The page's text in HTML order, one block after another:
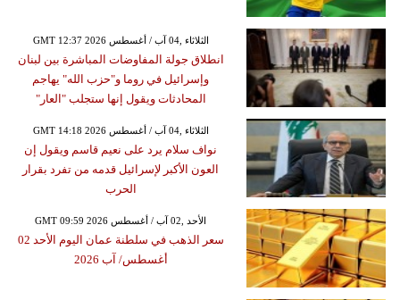
GMT 12:37 2026 الثلاثاء ,04 آب / أغسطس
انطلاق جولة المفاوضات المباشرة بين لبنان
وإسرائيل في روما و"حزب الله" يهاجم
المحادثات ويقول إنها ستجلب "العار"
GMT 14:18 2026 الثلاثاء ,04 آب / أغسطس
نواف سلام يرد على نعيم قاسم ويقول إن
العون الأكبر لإسرائيل قدمه من تفرد بقرار
الحرب
GMT 09:59 2026 الأحد ,02 آب / أغسطس
سعر الذهب في سلطنة عمان اليوم الأحد 02
أغسطس/ آب 2026